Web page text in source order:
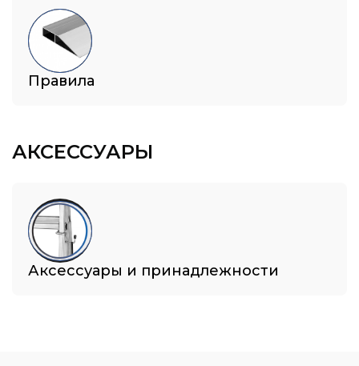
Правила
АКСЕССУАРЫ
Аксессуары и принадлежности